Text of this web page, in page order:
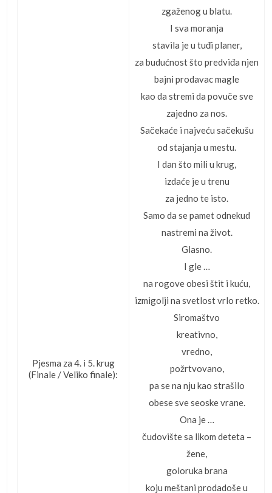
Pjesma za 4. i 5. krug
(Finale / Veliko finale):
zgaženog u blatu.
I sva moranja
stavila je u tuđi planer,
za budućnost što predviđa njen
bajni prodavac magle
kao da stremi da povuče sve
zajedno za nos.
Sačekaće i najveću sačekušu
od stajanja u mestu.
I dan što mili u krug,
izdaće je u trenu
za jedno te isto.
Samo da se pamet odnekud
nastremi na život.
Glasno.
I gle …
na rogove obesi štit i kuću,
izmigolji na svetlost vrlo retko.
Siromaštvo
kreativno,
vredno,
požrtvovano,
pa se na nju kao strašilo
obese sve seoske vrane.
Ona je …
čudovište sa likom deteta –
žene,
goloruka brana
koju meštani prodadoše u